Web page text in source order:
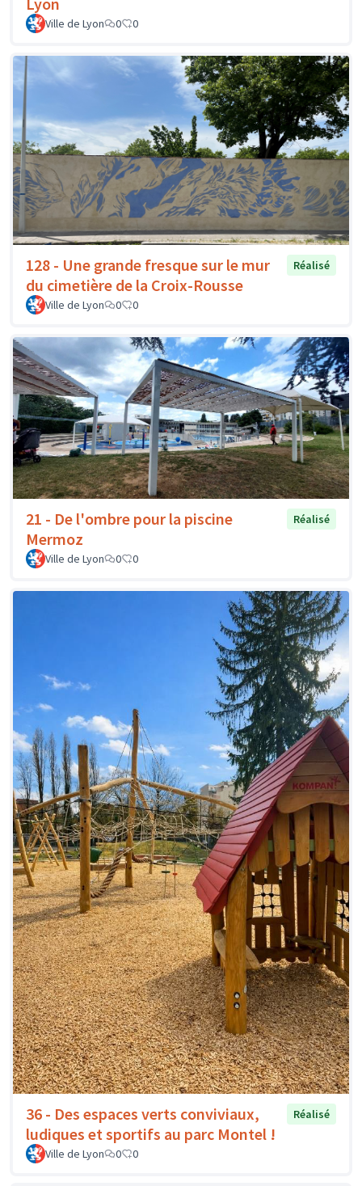
Ville de Lyon 0 0
128 - Une grande fresque sur le mur
du cimetière de la Croix-Rousse
Réalisé
Ville de Lyon 0 0
21 - De l'ombre pour la piscine
Mermoz
Réalisé
Ville de Lyon 0 0
36 - Des espaces verts conviviaux,
ludiques et sportifs au parc Montel !
Réalisé
Ville de Lyon 0 0